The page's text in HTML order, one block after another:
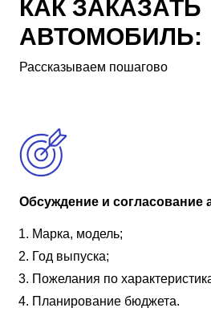
КАК ЗАКАЗАТЬ
АВТОМОБИЛЬ:
Рассказываем пошагово
Обсуждение и согласование
Марка, модель;
Год выпуска;
Пожелания по
Планирование бюджета.